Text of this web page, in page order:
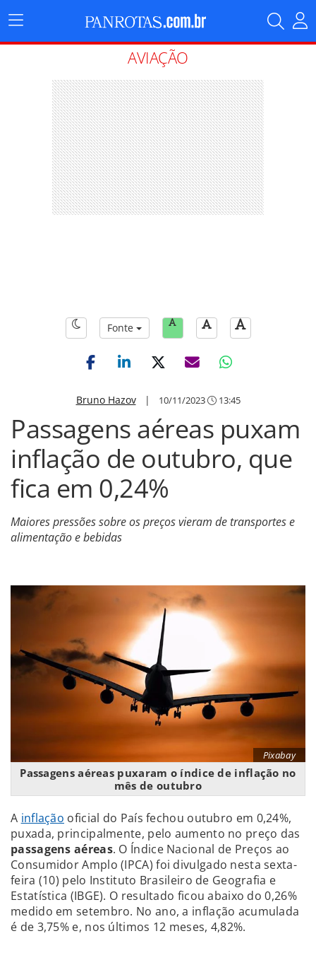
Menu
Principal
AVIAÇÃO
Fonte
Bruno Hazov| 10/11/2023 13:45
Passagens aéreas puxam
inflação de outubro, que
fica em 0,24%
Maiores pressões sobre os preços vieram de transportes e
alimentação e bebidas
Pixabay
Passagens aéreas puxaram o índice de inflação no
mês de outubro
A inflação oficial do País fechou outubro em 0,24%,
puxada, principalmente, pelo aumento no preço das
passagens aéreas. O Índice Nacional de Preços ao
Consumidor Amplo (IPCA) foi divulgado nesta sexta-
feira (10) pelo Instituto Brasileiro de Geografia e
Estatística (IBGE). O resultado ficou abaixo do 0,26%
medido em setembro. No ano, a inflação acumulada
é de 3,75% e, nos últimos 12 meses, 4,82%.